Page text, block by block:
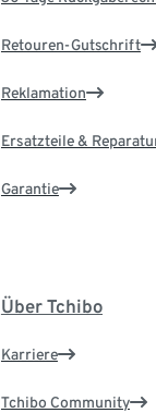
Retouren-Gutschrift
Reklamation
Ersatzteile &
Garantie
Über Tchibo
Karriere
Tchibo Community